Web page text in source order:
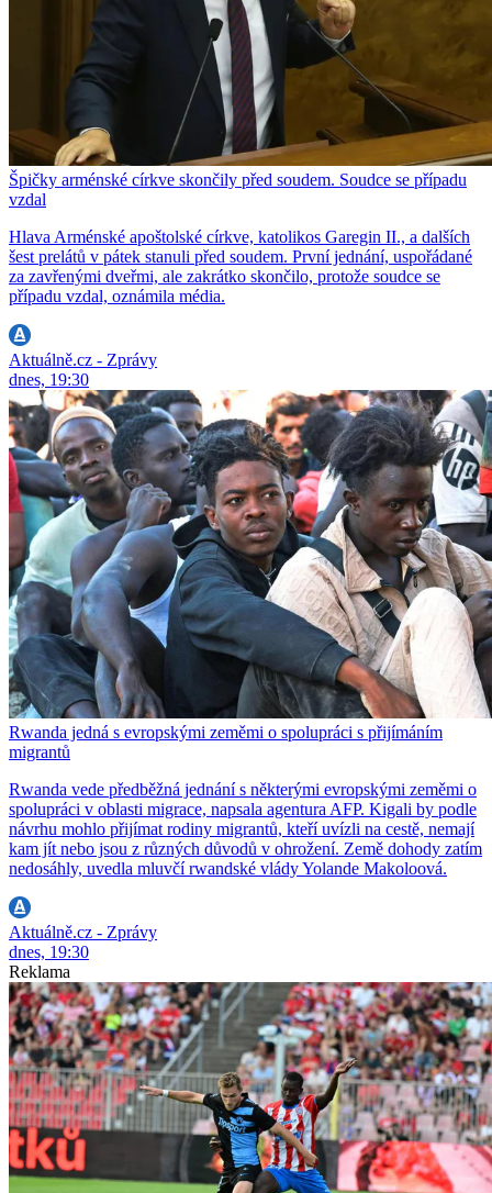
Špičky arménské církve skončily před soudem. Soudce se případu
vzdal
Hlava Arménské apoštolské církve, katolikos Garegin II., a dalších
šest prelátů v pátek stanuli před soudem. První jednání, uspořádané
za zavřenými dveřmi, ale zakrátko skončilo, protože soudce se
případu vzdal, oznámila média.
Aktuálně.cz - Zprávy
dnes, 19:30
Rwanda jedná s evropskými zeměmi o spolupráci s přijímáním
migrantů
Rwanda vede předběžná jednání s některými evropskými zeměmi o
spolupráci v oblasti migrace, napsala agentura AFP. Kigali by podle
návrhu mohlo přijímat rodiny migrantů, kteří uvízli na cestě, nemají
kam jít nebo jsou z různých důvodů v ohrožení. Země dohody zatím
nedosáhly, uvedla mluvčí rwandské vlády Yolande Makoloová.
Aktuálně.cz - Zprávy
dnes, 19:30
Reklama